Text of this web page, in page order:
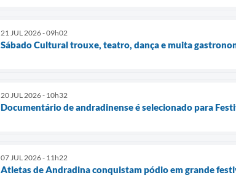
21 JUL 2026 - 09h02
Sábado Cultural trouxe, teatro, dança e muita
20 JUL 2026 - 10h32
Documentário de andradinense é selecionado para
07 JUL 2026 - 11h22
Atletas de Andradina conquistam pódio em grande